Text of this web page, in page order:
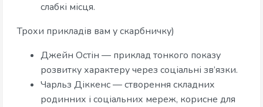
слабкі місця.
Трохи прикладів вам у скарбничку)
Джейн Остін — приклад тонкого показу
розвитку характеру через соціальні зв’язки.
Чарльз Діккенс — створення складних
родинних і соціальних мереж, корисне для